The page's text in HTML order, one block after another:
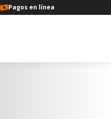
Pagos en línea